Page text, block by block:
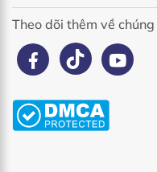
Theo dõi thêm về